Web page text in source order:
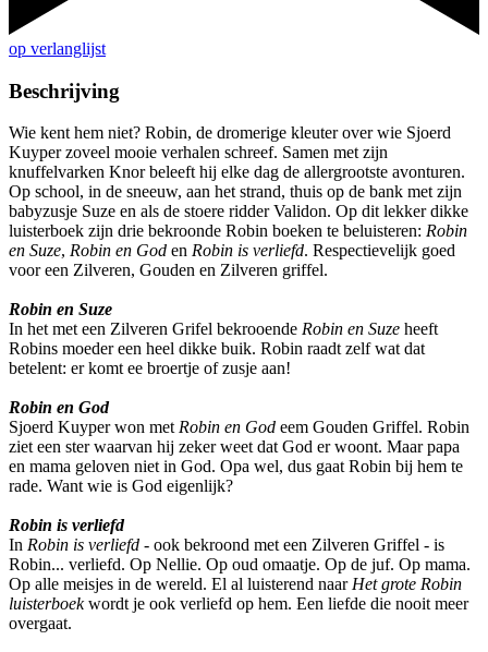
op verlanglijst
Beschrijving
Wie kent hem niet? Robin, de dromerige kleuter over wie Sjoerd
Kuyper zoveel mooie verhalen schreef. Samen met zijn
knuffelvarken Knor beleeft hij elke dag de allergrootste avonturen.
Op school, in de sneeuw, aan het strand, thuis op de bank met zijn
babyzusje Suze en als de stoere ridder Validon. Op dit lekker dikke
luisterboek zijn drie bekroonde Robin boeken te beluisteren: Robin
en Suze, Robin en God en Robin is verliefd. Respectievelijk goed
voor een Zilveren, Gouden en Zilveren griffel.
Robin en Suze
In het met een Zilveren Grifel bekrooende Robin en Suze heeft
Robins moeder een heel dikke buik. Robin raadt zelf wat dat
betelent: er komt ee broertje of zusje aan!
Robin en God
Sjoerd Kuyper won metRobin en God eem Gouden Griffel. Robin
ziet een ster waarvan hij zeker weet dat God er woont. Maar papa
en mama geloven niet in God. Opa wel, dus gaat Robin bij hem te
rade. Want wie is God eigenlijk?
Robin is verliefd
In Robin is verliefd - ook bekroond met een Zilveren Griffel - is
Robin... verliefd. Op Nellie. Op oud omaatje. Op de juf. Op mama.
Op alle meisjes in de wereld. El al luisterend naarHet grote Robin
luisterboekwordt je ook verliefd op hem. Een liefde die nooit meer
overgaat.